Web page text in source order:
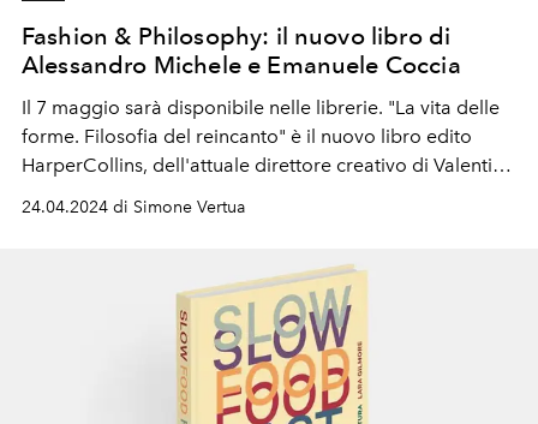
Fashion & Philosophy: il nuovo libro di
Alessandro Michele e Emanuele Coccia
Il 7 maggio sarà disponibile nelle librerie. "La vita delle
forme. Filosofia del reincanto" è il nuovo libro edito
HarperCollins, dell'attuale direttore creativo di Valentino
24.04.2024 di Simone Vertua